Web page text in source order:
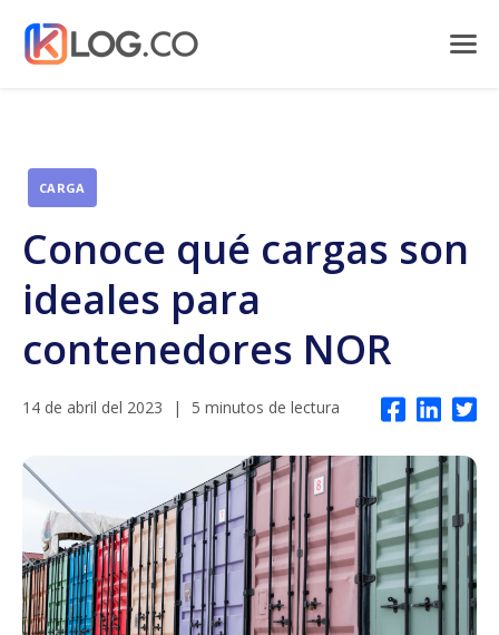
CARGA
Conoce qué cargas son
ideales para
contenedores NOR
14 de abril del 2023 | 5 minutos de lectura